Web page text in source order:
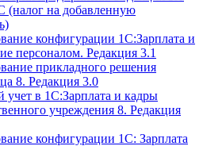
(налог на добавленную
конфигурации 1С:Зарплата и
персоналом. Редакция 3.1
прикладного решения
8. Редакция 3.0
учет в 1С:Зарплата и кадры
учреждения 8. Редакция
конфигурации ‎1С: Зарплата